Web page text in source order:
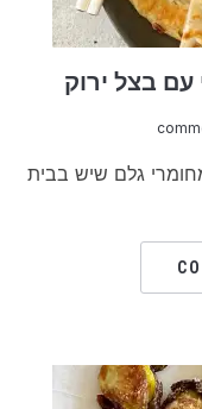
בצל ירוק
גלם שיש בבית